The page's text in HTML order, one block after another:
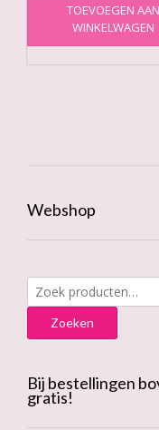
TOEVOEGEN AAN
WINKELWAGEN
Webshop
Zoeken
naar:
Zoeken
Bij bestellingen
gratis!